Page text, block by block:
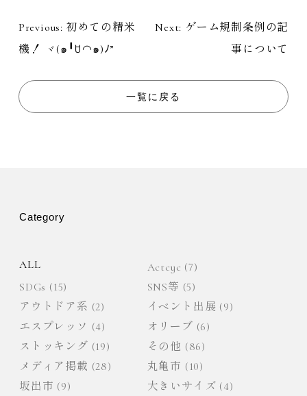
投
ナ
ョ
ン
Previous: 初めての精米
機！ ヾ(๑╹ꇴ◠๑)ﾉ”
Next: ゲーム規制条例の記
事について
一覧に戻る
Category
ALL Actcyc (7)
SDGs (15) SNS等 (5)
アウトドア系 (2) イベント出展 (9)
エスプレッソ (4) オリーブ (6)
ストッキング (19) その他 (86)
メディア掲載 (28) 丸亀市 (10)
坂出市 (9) 大きいサイズ (4)